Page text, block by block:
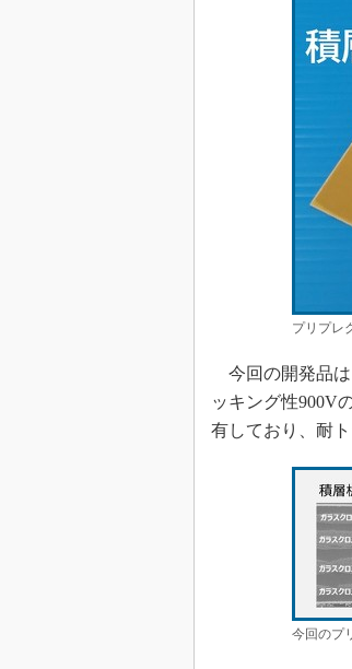
プリプレ
今回の開発品は
ッキング性900V
有しており、耐
今回のプ